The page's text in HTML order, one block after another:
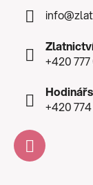
info@
+420
+420